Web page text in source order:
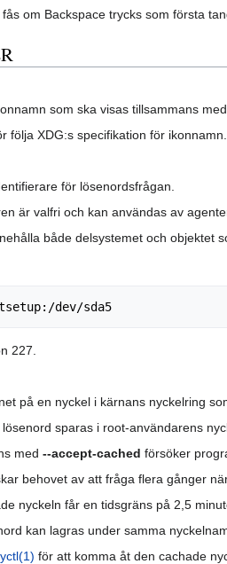
om Backspace trycks som första
som ska visas tillsammans
följa XDG:s specifikation för ikonnamn.
för lösenordsfrågan.
är valfri och kan användas av
både delsystemet och objektet
227.
på en nyckel i kärnans nyckelring
sparas i root-användarens
med--accept-cached försöker
behovet av att fråga flera gånger
nyckeln får en tidsgräns på 2,5
kan lagras under samma
för att komma åt den cachade